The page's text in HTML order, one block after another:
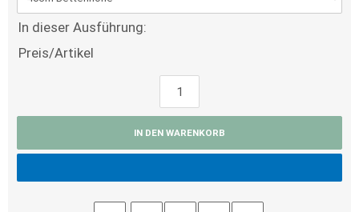
In dieser Ausführung:
Preis/Artikel
IN DEN WARENKORB